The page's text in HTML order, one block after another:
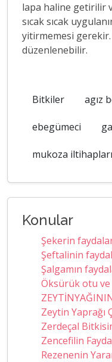
lapa haline getirilir
sıcak sıcak
yitirmemesi
düzenlenebilir.
Bitkiler agız
ebegümeci
mukoza iltihapları
Konular
Şekerin
Şeftalinin
Şalgamın
Öksürük otu ve
Zeytin Yaprağı
Zerdeçal
Zencefilin
Rezenenin